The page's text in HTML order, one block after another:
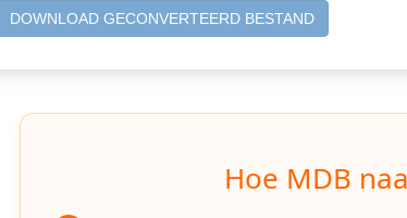
DOWNLOAD GECONVERTEERD BESTAND
Hoe MDB